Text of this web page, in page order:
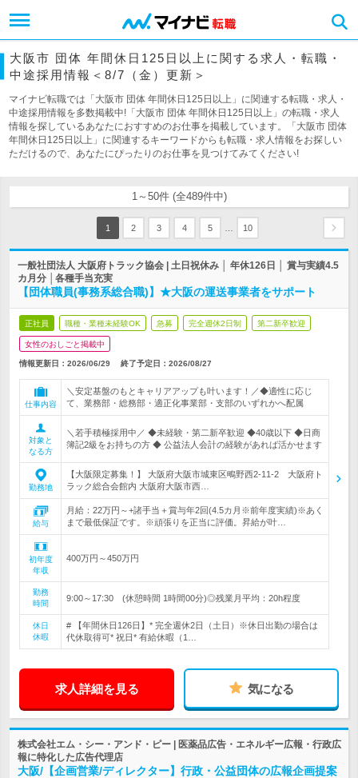
大阪市 団体 年間休日125日以上に関する求人・転職・
中途採用情報＜8/7（金）更新＞
マイナビ転職では「大阪市 団体 年間休日125日以上」に関連する転職・求人・
中途採用情報を多数掲載中!「大阪市 団体 年間休日125日以上」の転職・求人
情報を探しているあなたにおすすめのお仕事を掲載しています。「大阪市 団体
年間休日125日以上」に関連するキーワードからも転職・求人情報をお探しい
ただけるので、あなたにぴったりのお仕事を見つけてみてください!
1～50件 (全489件中)
1 2 3 4 5 10
一般社団法人 大阪府トラック協会 | 土日祝休み │ 年休126日 │ 賞与実績4.5
カ月分 │各種手当充実
【団体職員(事務系総合職)】★大阪の運送事業者をサポート
正社員 職種・業種未経験OK 急募 完全週休2日制 第二新卒歓迎
女性のおしごと掲載中
情報更新日：2026/06/29 終了予定日： 2026/08/27
仕事内容
＼安定基盤のもとキャリアアップも叶います！／◆適性に応じ
て、業務部・総務部・適正化事業部・支部のいずれかへ配属
対象と
なる方
＼若手積極採用中／ ◆未経験・第二新卒歓迎 ◆40歳以下 ◆日商
簿記2級をお持ちの方 ◆ 公益法人会計の経験があれば活かせます
勤務地
【大阪限定募集！】 大阪府大阪市城東区鴫野西2-11-2 大阪府ト
ラック総合会館内 大阪府大阪市西…
給与
月給：22万円～+諸手当＋賞与年2回(4.5カ月※前年度実績)※あく
まで最低保証です。※頑張りを正当に評価。昇給が叶…
初年度
年収
400万円～450万円
勤務
時間
9:00～17:30 (休憩時間 1時間00分)◎残業月平均：20h程度
休日
休暇
# 【年間休日126日】* 完全週休2日（土日）※休日出勤の場合は
代休取得可* 祝日* 有給休暇（1…
求人詳細を見る 気になる
株式会社エム・シー・アンド・ピー | 医薬品広告・エネルギー広報・行政広
報に特化した広告代理店
大阪/【企画営業/ディレクター】行政・公益団体の広報企画提案